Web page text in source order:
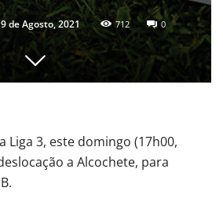
de Agosto, 2021 712 0
Liga 3, este domingo (17h00,
a Alcochete, para